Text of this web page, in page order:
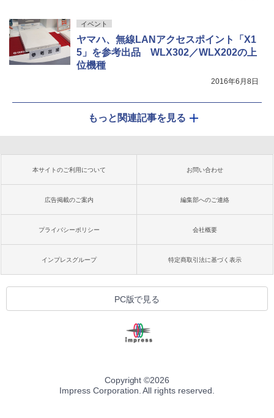
イベント
ヤマハ、無線LANアクセスポイント「X1
5」を参考出品 WLX302／WLX202の上
位機種
2016年6月8日
もっと関連記事を見る
本サイトのご利用について お問い合わせ
広告掲載のご案内 編集部へのご連絡
プライバシーポリシー 会社概要
インプレスグループ 特定商取引法に基づく表示
PC版で見る
Copyright ©2026
Impress Corporation. All rights reserved.